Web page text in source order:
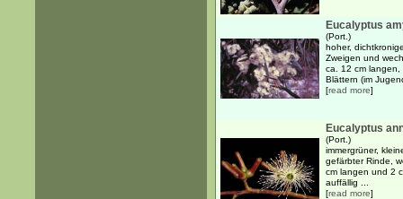
Eucalyptus
(Port.)
hoher,
Zweigen und
ca. 12 cm
Blättern (im
[read more]
Eucalyptus
(Port.)
immergrüner,
gefärbter Rinde,
cm langen und 2
auffällig ...
[read more]